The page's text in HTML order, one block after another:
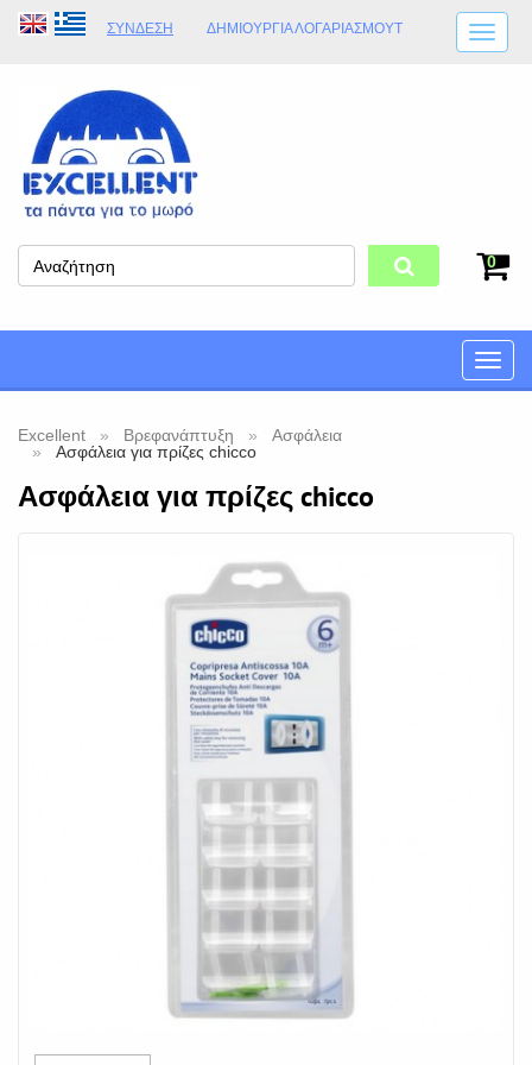
ΣΎΝΔΕΣΗ ΔΗΜΙΟΥΡΓΊΑ ΛΟΓΑΡΙΑΣΜΟΎT
ΩΡΆΡΙΟ ΚΑΤΑΣΤΉΜΑΤΟΣ
ΦΥΣΙΚΌ ΚΑΤΆΣΤΗΜΑ
0
Toggle
Excellent Βρεφανάπτυξη
Ασφάλεια
Ασφάλεια για πρίζες chicco
Ασφάλεια για πρίζες chicco